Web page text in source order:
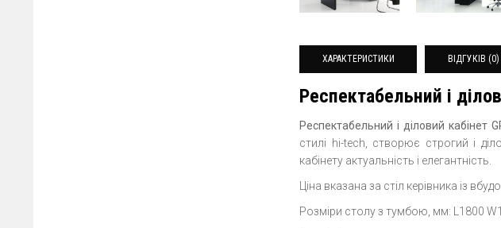
ХАРАКТЕРИСТИКИ ВІДГУКІВ (0)
Респектабельний і
Респектабельний і діловий кабінет
стилі hi-tech, створює строгий і
кабінету актуальність і елегантність.
Ціна вказана за стіл керівника із
Розміри столу з тумбою, мм: L1800